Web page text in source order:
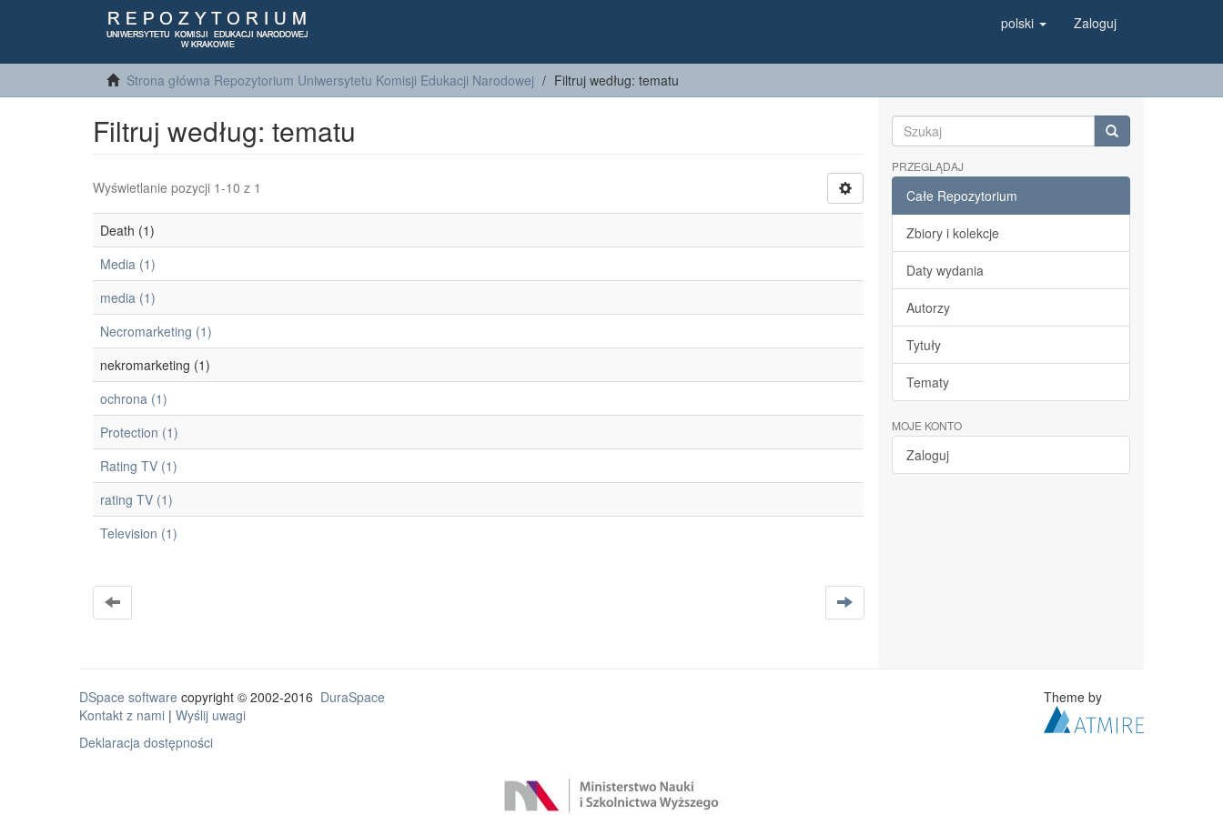
polski Zaloguj
Strona główna Repozytorium Uniwersytetu Komisji Edukacji Narodowej Filtruj według: tematu
Filtruj według: tematu
Wyświetlanie pozycji 1-10 z 1
Death (1)
Media (1)
media (1)
Necromarketing (1)
nekromarketing (1)
ochrona (1)
Protection (1)
Rating TV (1)
rating TV (1)
Television (1)
PRZEGLĄDAJ
Całe Repozytorium
Zbiory i kolekcje
Daty wydania
Autorzy
Tytuły
Tematy
MOJE KONTO
Zaloguj
DSpace software copyright © 2002-2016 DuraSpace
Kontakt z nami | Wyślij uwagi
Deklaracja dostępności
Theme by